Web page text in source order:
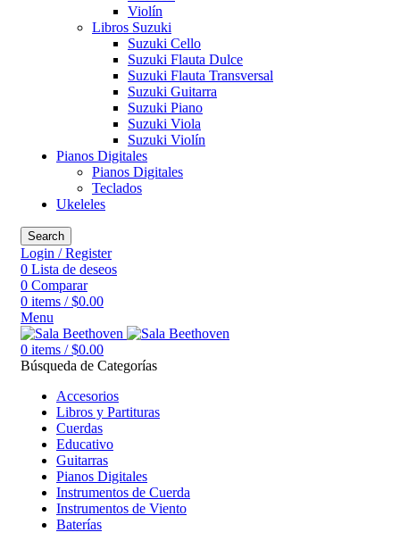
Violín
Libros Suzuki
Suzuki Cello
Suzuki Flauta Dulce
Suzuki Flauta Transversal
Suzuki Guitarra
Suzuki Piano
Suzuki Viola
Suzuki Violín
Pianos Digitales
Pianos Digitales
Teclados
Ukeleles
Search
Login / Register
0 Lista de deseos
0 Comparar
0 items / $0.00
Menu
0 items / $0.00
Búsqueda de Categorías
Accesorios
Libros y Partituras
Cuerdas
Educativo
Guitarras
Pianos Digitales
Instrumentos de Cuerda
Instrumentos de Viento
Baterías